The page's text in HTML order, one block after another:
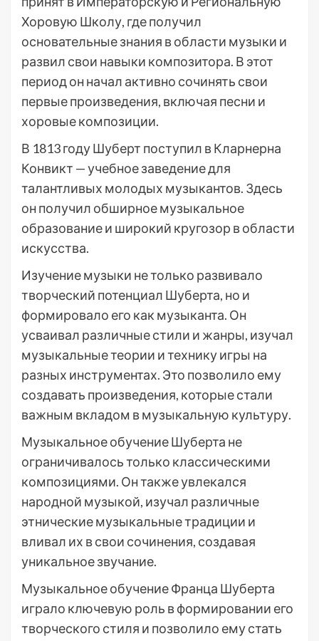
Хоровую Школу, где получил
основательные знания в области музыки и
развил свои навыки композитора. В этот
период он начал активно сочинять свои
первые произведения, включая песни и
хоровые композиции.
В 1813 году Шуберт поступил в Кларнерна
Конвикт — учебное заведение для
талантливых молодых музыкантов. Здесь
он получил обширное музыкальное
образование и широкий кругозор в области
искусства.
Изучение музыки не только развивало
творческий потенциал Шуберта, но и
формировало его как музыканта. Он
усваивал различные стили и жанры, изучал
музыкальные теории и технику игры на
разных инструментах. Это позволило ему
создавать произведения, которые стали
важным вкладом в музыкальную культуру.
Музыкальное обучение Шуберта не
ограничивалось только классическими
композициями. Он также увлекался
народной музыкой, изучал различные
этнические музыкальные традиции и
вливал их в свои сочинения, создавая
уникальное звучание.
Музыкальное обучение Франца Шуберта
играло ключевую роль в формировании его
творческого стиля и позволило ему стать